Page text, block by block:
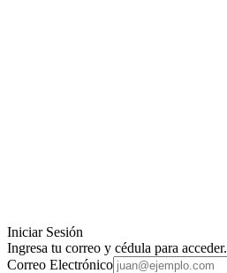
Iniciar Sesión
Ingresa tu correo y cédula para acceder.
Correo Electrónico